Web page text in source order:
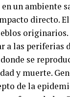
un ambiente
directo.
las periferias
se
y muerte.
de la